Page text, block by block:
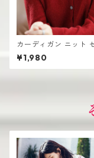
カーディガン ニット
レディース おしゃれ
ンプル
¥1,980